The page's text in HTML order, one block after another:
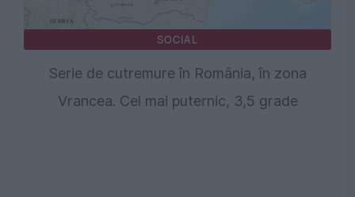
SOCIAL
Serie de cutremure în România, în zona
Vrancea. Cel mai puternic, 3,5 grade